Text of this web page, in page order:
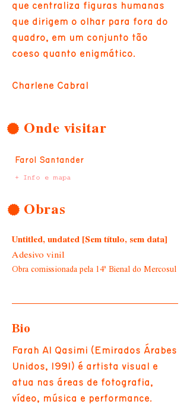
que centraliza figuras humanas
que dirigem o olhar para fora do
quadro, em um conjunto tão
coeso quanto enigmático.
Charlene Cabral
Onde visitar
Farol Santander
+ Info e mapa
Obras
Untitled, undated [Sem título, sem data]
Adesivo vinil
Obra comissionada pela 14ª Bienal do Mercosul
Bio
Farah Al Qasimi (Emirados Árabes
Unidos, 1991) é artista visual e
atua nas áreas de fotografia,
vídeo, música e performance.